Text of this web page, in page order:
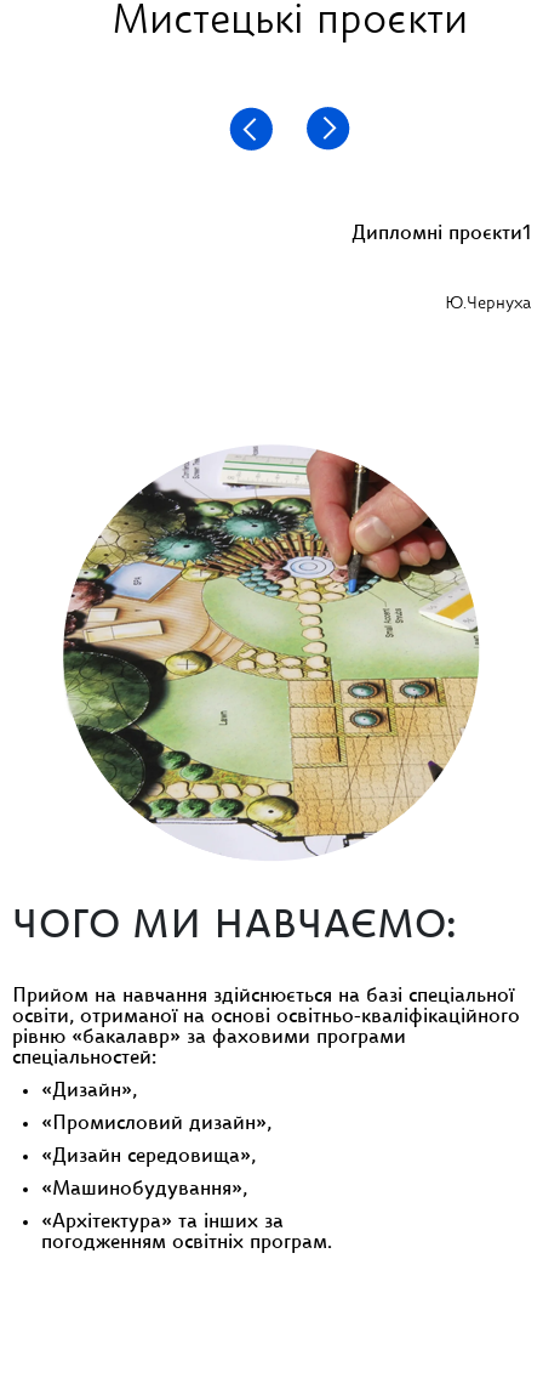
Мистецькі проєкти
Дипломні проєкти1
Ю.Чернуха
ЧОГО МИ НАВЧАЄМО:
Прийом на навчання здійснюється на базі спеціальної
освіти, отриманої на основі освітньо-кваліфікаційного
рівню «бакалавр» за фаховими програми
спеціальностей:
«Дизайн»,
«Промисловий дизайн»,
«Дизайн середовища»,
«Машинобудування»,
«Архітектура» та інших за
погодженням освітніх програм.